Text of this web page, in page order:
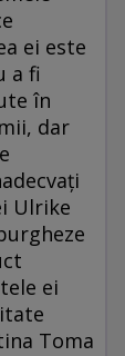
ei este
a fi
în
dar
Ulrike
ei
Toma